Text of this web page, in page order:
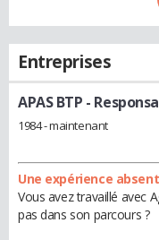
Entreprises
APAS BTP -
1984 - maintenant
Une expérience
Vous avez travaillé avec
pas dans son parcours ?